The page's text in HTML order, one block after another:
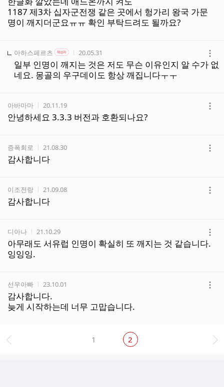
1187 제3차 십자군전쟁 같은 곳에서 헝가리 왕국 가문
명이 깨지더군요ㅠㅠ 확인 부탁드려도 될까요?
작성자
아하스페르츠 작성자 본인 여부
작성자 작성시간
20.05.31
일부 인명이 깨지는 것은 저도 무슨 이유인지 알 수가 없
네요. 몽골의 우구데이도 항상 깨집니다ㅜㅜ
더
보
작성자
아바마마 작성시간
20.11.19
안녕하세요 3.3.3 버전과 호환되나요?
작성자
증폭회로 작성시간
21.08.30
감사합니다
작성자
이조전랑 작성시간
21.09.08
감사합니다
작성자
디아나 작성시간
21.10.29
아무래도 서유럽 인명이 확실히 또 깨지는 것 같습니다.
잉잉잉.
작성자
선우아빠 작성시간
23.10.01
감사합니다.
늦게 시작하는데 너무 고맙습니다.
1 2